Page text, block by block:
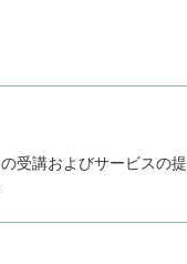
受講およびサービスの提